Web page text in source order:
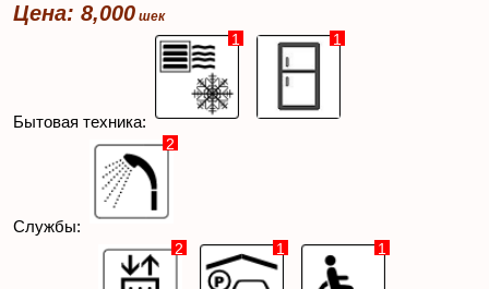
Цена: 8,000
Бытовая техника:
1 1
Службы:
2
2 1 1